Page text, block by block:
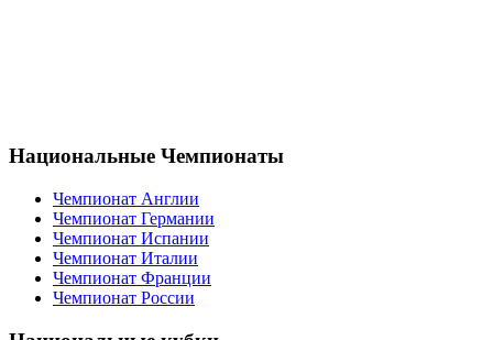
Национальные Чемпионаты
Чемпионат Англии
Чемпионат Германии
Чемпионат Испании
Чемпионат Италии
Чемпионат Франции
Чемпионат России